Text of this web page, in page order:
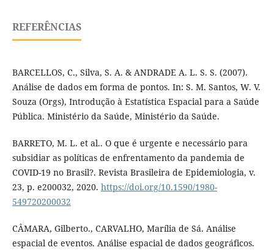
REFERÊNCIAS
BARCELLOS, C., Silva, S. A. & ANDRADE A. L. S. S. (2007).
Análise de dados em forma de pontos. In: S. M. Santos, W. V.
Souza (Orgs), Introdução à Estatística Espacial para a Saúde
Pública. Ministério da Saúde, Ministério da Saúde.
BARRETO, M. L. et al.. O que é urgente e necessário para
subsidiar as políticas de enfrentamento da pandemia de
COVID-19 no Brasil?. Revista Brasileira de Epidemiologia, v.
23, p. e200032, 2020. https://doi.org/10.1590/1980-
549720200032
CÂMARA, Gilberto., CARVALHO, Marília de Sá. Análise
espacial de eventos. Análise espacial de dados geográficos.